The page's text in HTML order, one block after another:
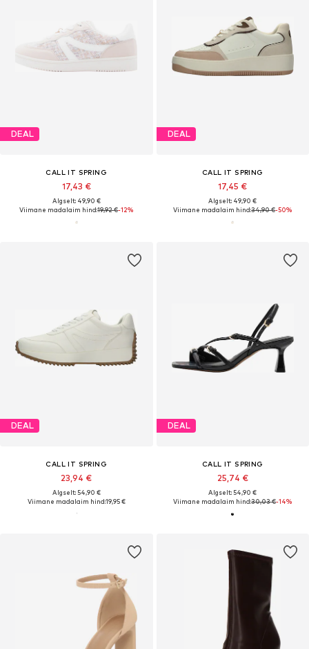
DEAL
CALL IT SPRING
17,43 €
Algselt: 49,90 €
Viimane madalaim hind:19,92 €-12%
DEAL
CALL IT SPRING
17,45 €
Algselt: 49,90 €
Viimane madalaim hind:34,90 €-50%
DEAL
CALL IT SPRING
23,94 €
Algselt: 54,90 €
Viimane madalaim hind:19,95 €
DEAL
CALL IT SPRING
25,74 €
Algselt: 54,90 €
Viimane madalaim hind:30,03 €-14%